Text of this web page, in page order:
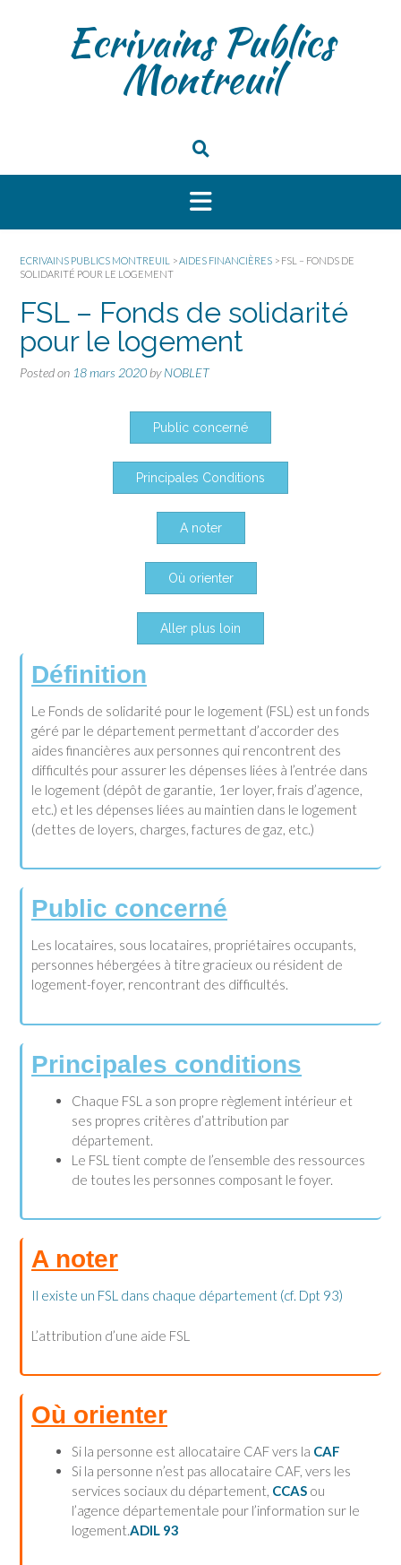
Ecrivains Publics
Montreuil
ECRIVAINS PUBLICS MONTREUIL >AIDES FINANCIÈRES > FSL – FONDS DE
SOLIDARITÉ POUR LE LOGEMENT
FSL – Fonds de solidarité
pour le logement
Posted on 18 mars 2020 byNOBLET
Public concerné
Principales Conditions
A noter
Où orienter
Aller plus loin
Définition
Le Fonds de solidarité pour le logement (FSL) est un fonds
géré par le département permettant d’accorder des
aides financières aux personnes qui rencontrent des
difficultés pour assurer les dépenses liées à l’entrée dans
le logement (dépôt de garantie, 1er loyer, frais d’agence,
etc.) et les dépenses liées au maintien dans le logement
(dettes de loyers, charges, factures de gaz, etc.)
Public concerné
Les locataires, sous locataires, propriétaires occupants,
personnes hébergées à titre gracieux ou résident de
logement-foyer, rencontrant des difficultés.
Principales conditions
Chaque FSL a son propre règlement intérieur et
ses propres critères d’attribution par
département.
Le FSL tient compte de l’ensemble des ressources
de toutes les personnes composant le foyer.
A noter
Il existe un FSL dans chaque département (cf. Dpt 93)
L’attribution d’une aide FSL
Où orienter
Si la personne est allocataire CAF vers la CAF
Si la personne n’est pas allocataire CAF, vers les
services sociaux du département, CCAS ou
l’agence départementale pour l’information sur le
logement.ADIL 93